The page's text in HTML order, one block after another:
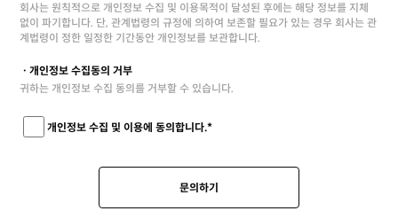
회사는 원칙적으로 개인정보 수집 및 이용목적이 달성된 후에는 해당 정보를 지체
없이 파기합니다. 단, 관계법령의 규정에 의하여 보존할 필요가 있는 경우 회사는 관
계법령이 정한 일정한 기간동안 개인정보를 보관합니다.
ㆍ개인정보 수집동의 거부
귀하는 개인정보 수집 동의를 거부할 수 있습니다.
개인정보 수집 및 이용에 동의합니다.*
문의하기